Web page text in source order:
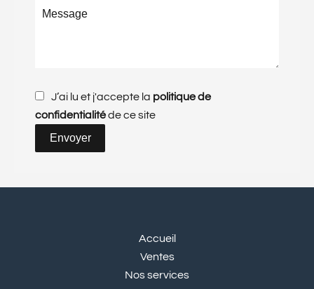
J’ai lu et j'accepte la politique de
confidentialitéde ce site
Envoyer
Accueil
Ventes
Nos services